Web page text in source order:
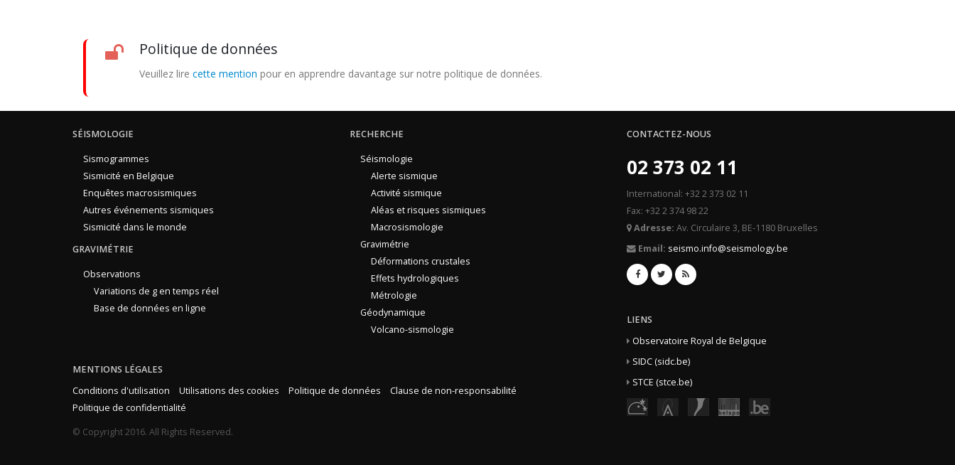
Politique de données
Veuillez lire cette mention pour en apprendre davantage sur notre politique de données.
SÉISMOLOGIE
Sismogrammes
Sismicité en Belgique
Enquêtes macrosismiques
Autres événements sismiques
Sismicité dans le monde
GRAVIMÉTRIE
Observations
Variations de g en temps réel
Base de données en ligne
RECHERCHE
Séismologie
Alerte sismique
Activité sismique
Aléas et risques sismiques
Macrosismologie
Gravimétrie
Déformations crustales
Effets hydrologiques
Métrologie
Géodynamique
Volcano-sismologie
MENTIONS LÉGALES
Conditions d'utilisation
Utilisations des cookies Politique de données
Clause de non-responsabilité
Politique de confidentialité
CONTACTEZ-NOUS
02 373 02 11
International: +32 2 373 02 11
Fax: +32 2 374 98 22
Adresse: Av. Circulaire 3, BE-1180 Bruxelles
Email: seismo.info@seismology.be
LIENS
Observatoire Royal de Belgique
SIDC (sidc.be)
STCE (stce.be)
© Copyright 2016. All Rights Reserved.